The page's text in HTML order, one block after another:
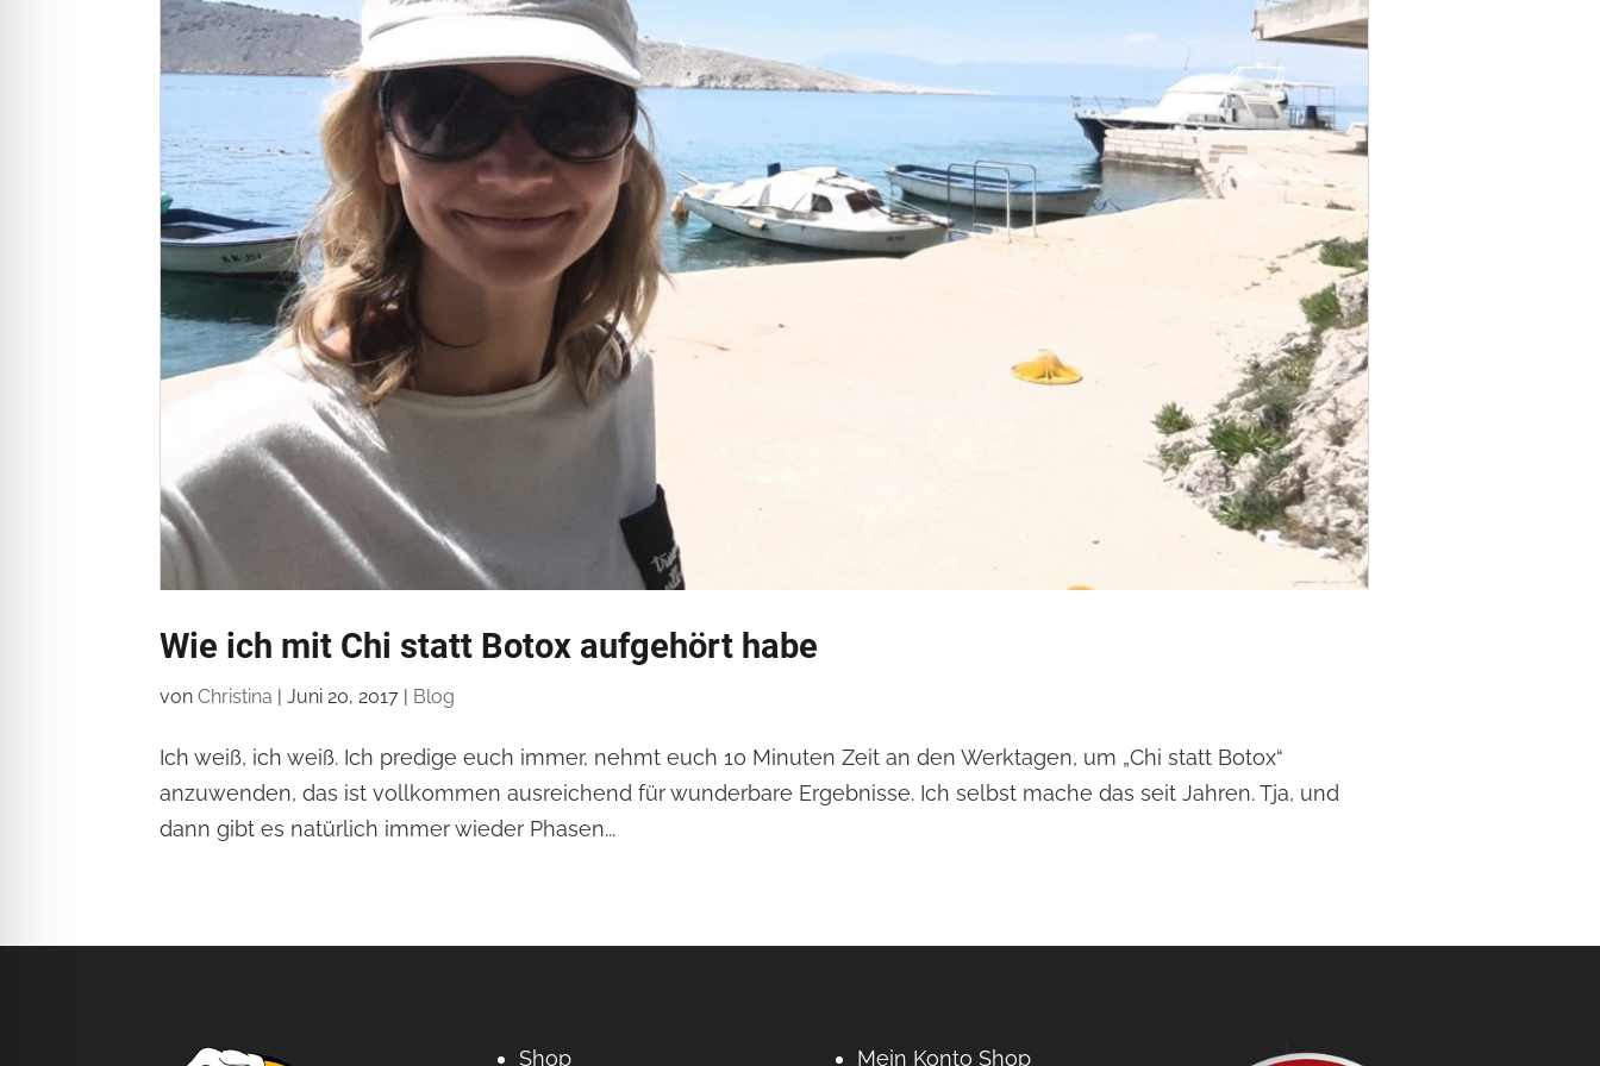
Wie ich mit Chi statt Botox aufgehört habe
vonChristina |Juni 20, 2017 | Blog
Ich weiß, ich weiß. Ich predige euch immer, nehmt euch 10 Minuten Zeit an den Werktagen, um „Chi statt Botox“
anzuwenden, das ist vollkommen ausreichend für wunderbare Ergebnisse. Ich selbst mache das seit Jahren. Tja, und
dann gibt es natürlich immer wieder Phasen...
Shop Mein Konto Shop